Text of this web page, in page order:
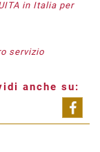
in Italia per
servizio
anche su: